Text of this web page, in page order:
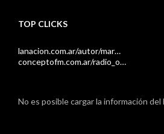
TOP CLICKS
lanacion.com.ar/autor/mar…
conceptofm.com.ar/radio_o…
No es posible cargar la información